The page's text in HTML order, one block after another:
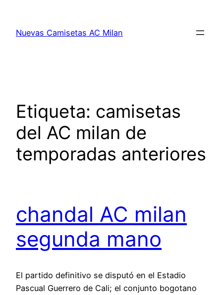
contenido
Nuevas Camisetas AC Milan
Etiqueta: camisetas
del AC milan de
temporadas anteriores
chandal AC milan
segunda mano
El partido definitivo se disputó en el Estadio
Pascual Guerrero de Cali; el conjunto bogotano